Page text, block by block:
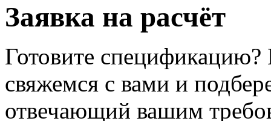
Заявка на расчёт
Готовите
свяжемся с вами и
отвечающий вашим